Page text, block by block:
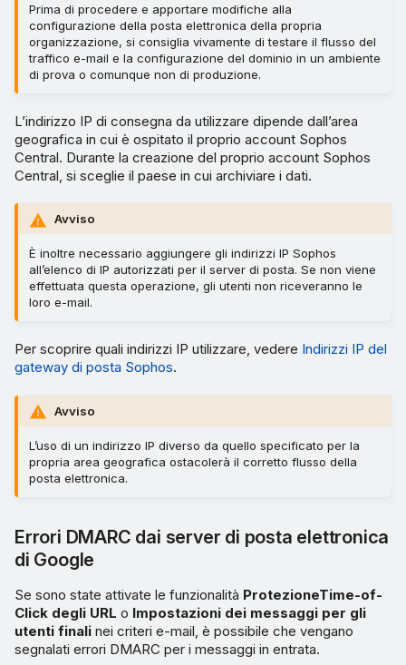
Prima di procedere e apportare modifiche alla
configurazione della posta elettronica della propria
organizzazione, si consiglia vivamente di testare il flusso del
traffico e-mail e la configurazione del dominio in un ambiente
di prova o comunque non di produzione.
L’indirizzo IP di consegna da utilizzare dipende dall’area
geografica in cui è ospitato il proprio account Sophos
Central. Durante la creazione del proprio account Sophos
Central, si sceglie il paese in cui archiviare i dati.
Avviso
È inoltre necessario aggiungere gli indirizzi IP Sophos
all’elenco di IP autorizzati per il server di posta. Se non viene
effettuata questa operazione, gli utenti non riceveranno le
loro e-mail.
Per scoprire quali indirizzi IP utilizzare, vedere Indirizzi IP del
gateway di posta Sophos.
Avviso
L’uso di un indirizzo IP diverso da quello specificato per la
propria area geografica ostacolerà il corretto flusso della
posta elettronica.
Errori DMARC dai server di posta elettronica
di Google
Se sono state attivate le funzionalità ProtezioneTime-of-
Click degli URL o Impostazioni dei messaggi per gli
utenti finali nei criteri e-mail, è possibile che vengano
segnalati errori DMARC per i messaggi in entrata.